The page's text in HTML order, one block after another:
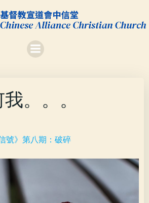
to
content
。。。
號》第八期：破碎